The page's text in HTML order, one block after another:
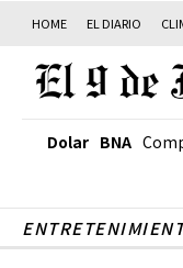
HOME EL DIARIO
Dolar BNA